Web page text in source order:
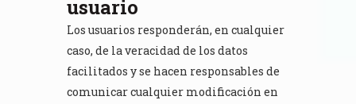
usuario
Los usuarios responderán, en cualquier
caso, de la veracidad de los datos
facilitados y se hacen responsables de
comunicar cualquier modificación en